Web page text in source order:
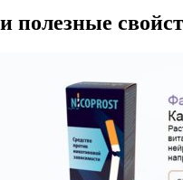
полезные